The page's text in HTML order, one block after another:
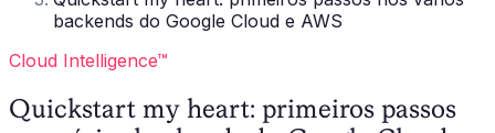
backends do Google Cloud e AWS
Cloud Intelligence™
Quickstart my heart: primeiros passos